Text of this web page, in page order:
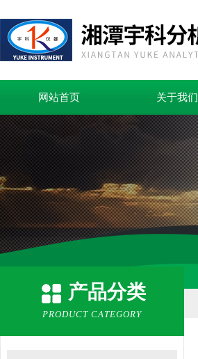
网站首页 关于我们
产品分类
PRODUCT CATEGORY